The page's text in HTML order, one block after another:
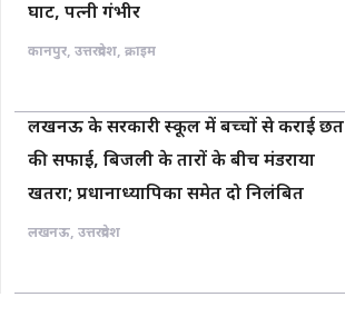
घाट, पत्नी गंभीर
कानपुर, उत्तरप्रदेश, क्राइम
लखनऊ के सरकारी स्कूल में बच्चों से कराई छत
की सफाई, बिजली के तारों के बीच मंडराया
खतरा; प्रधानाध्यापिका समेत दो निलंबित
लखनऊ, उत्तरप्रदेश